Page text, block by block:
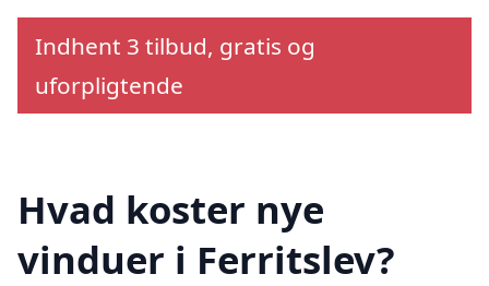
Indhent 3 tilbud, gratis og
uforpligtende
Hvad koster nye
vinduer i Ferritslev?